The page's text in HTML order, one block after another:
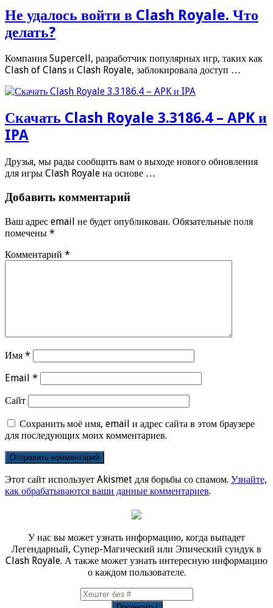
Не удалось войти в Clash Royale. Что
делать?
Компания Supercell, разработчик популярных игр, таких как
Clash of Clans и Clash Royale, заблокировала доступ …
Скачать Clash Royale 3.3186.4 – APK и
IPA
Друзья, мы рады сообщить вам о выходе нового обновления
для игры Clash Royale на основе …
Добавить комментарий
Ваш адрес email не будет опубликован. Обязательные поля
помечены *
Комментарий *
Имя *
Email *
Сайт
Сохранить моё имя, email и адрес сайта в этом браузере
для последующих моих комментариев.
Этот сайт использует Akismet для борьбы со спамом. Узнайте,
как обрабатываются ваши данные комментариев.
У нас вы может узнать информацию, когда выпадет
Легендарный, Супер-Магический или Эпический сундук в
Clash Royale. А также может узнать интересную информацию
о каждом пользователе.